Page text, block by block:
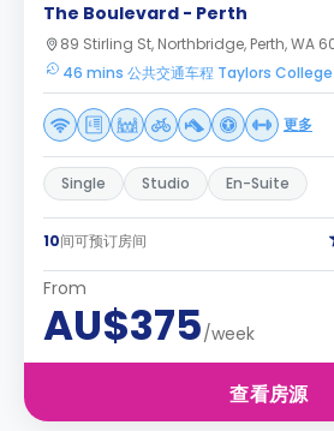
The Boulevard - Perth
89 Stirling St, Northbridge, Perth, WA
46 mins 公共交通车程 Taylors
更多
Single Studio En-Suite
10间可预订房间
From
AU$375/week
查看房源